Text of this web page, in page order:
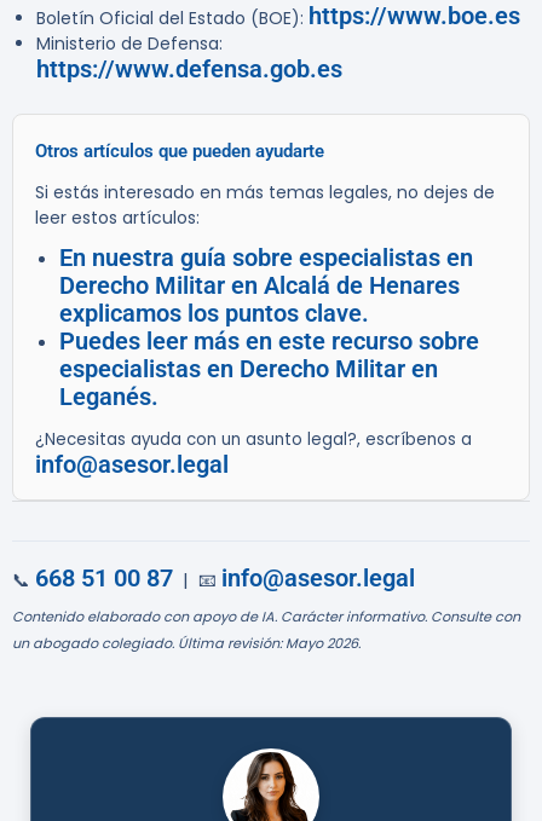
Boletín Oficial del Estado (BOE): https://www.boe.es
Ministerio de Defensa:
https://www.defensa.gob.es
Otros artículos que pueden ayudarte
Si estás interesado en más temas legales, no dejes de
leer estos artículos:
En nuestra guía sobre especialistas en
Derecho Militar en Alcalá de Henares
explicamos los puntos clave.
Puedes leer más en este recurso sobre
especialistas en Derecho Militar en
Leganés.
¿Necesitas ayuda con un asunto legal?, escríbenos a
info@asesor.legal
📞 668 51 00 87 | 📧 info@asesor.legal
Contenido elaborado con apoyo de IA. Carácter informativo. Consulte con
un abogado colegiado. Última revisión: Mayo 2026.